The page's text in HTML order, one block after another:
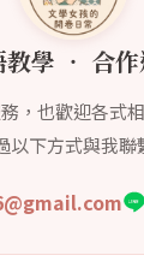
教學 ‧ 合作
，也歡迎各式
以下方式與我聯